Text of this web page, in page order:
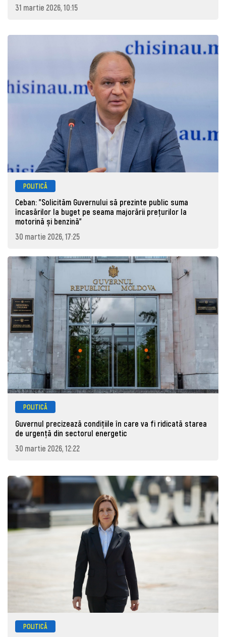
31 martie 2026, 10:15
POLITICĂ
Ceban: "Solicităm Guvernului să prezinte public suma
încasărilor la buget pe seama majorării prețurilor la
motorină și benzină"
30 martie 2026, 17:25
POLITICĂ
Guvernul precizează condițiile în care va fi ridicată starea
de urgență din sectorul energetic
30 martie 2026, 12:22
POLITICĂ